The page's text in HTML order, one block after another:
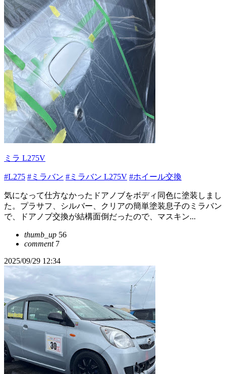
ミラ L275V
#L275 #ミラバン #ミラバン L275V #ホイール交換
気になって仕方なかったドアノブをボディ同色に塗装しまし
た。プラサフ、シルバー、クリアの簡単塗装息子のミラバン
で、ドアノブ交換が結構面倒だったので、マスキン...
thumb_up 56
comment7
2025/09/29 12:34